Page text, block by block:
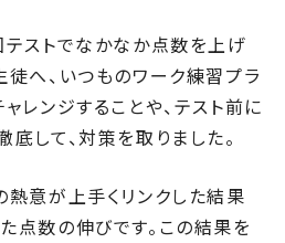
テストでなかなか点数を上げ
へ、いつものワーク練習プラ
レンジすることや、テスト前に
して、対策を取りました。
熱意が上手くリンクした結果
点数の伸びです。この結果を